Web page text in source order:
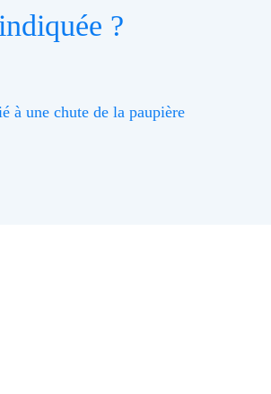
?
à une chute de la paupière